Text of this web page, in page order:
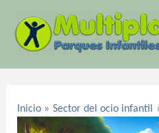
contenido
Inicio Sector del ocio infantil
entradas